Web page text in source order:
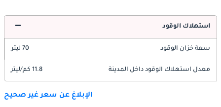
استهلاك الوقود
سعة خزان الوقود 70 ليتر
معدل استهلاك الوقود داخل المدينة 11.8 كم/ليتر
الإبلاغ عن سعر غير صحيح